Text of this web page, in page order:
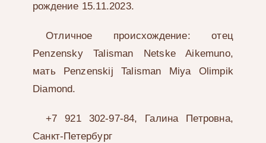
рождение 15.11.2023.
Отличное происхождение: отец
Penzensky Talisman Netske Aikemuno,
мать Penzenskij Talisman Miya Olimpik
Diamond.
+7 921 302-97-84, Галина Петровна,
Санкт-Петербург